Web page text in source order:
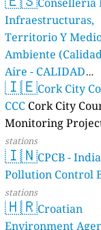
Infraestructuras,
Territorio Y
Ambiente
Aire - CALIDAD
AMBIENTAL) 23
🇮🇪Cork City
CCC Cork City
Monitoring
stations
🇮🇳CPCB -
Pollution Control
stations
🇭🇷Croatian
Environment